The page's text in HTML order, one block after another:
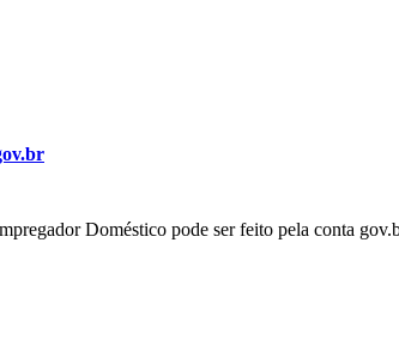
Doméstico pode ser feito pela conta